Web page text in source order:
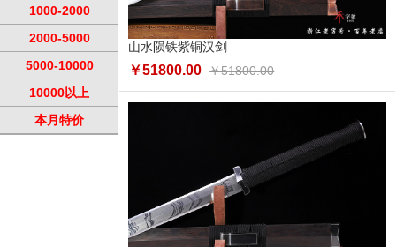
1000-2000
2000-5000
5000-10000
10000以上
本月特价
山水陨铁紫铜汉剑
￥51800.00 ￥51800.00